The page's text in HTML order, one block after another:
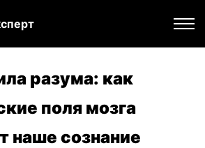
разума: как
поля мозга
сознание